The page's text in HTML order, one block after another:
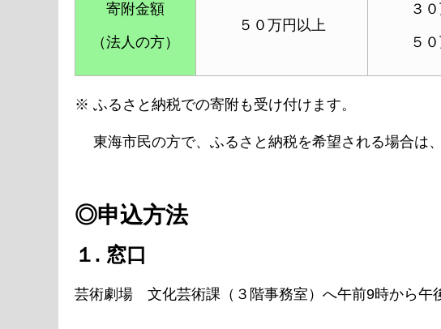
寄附金額
（法人の方）
５０万円以上
３
５
※ ふるさと納税での寄附も受け付けます。
東海市民の方で、ふるさと納税を希望される場合は
◎申込方法
１. 窓口
芸術劇場 文化芸術課（３階事務室）へ午前9時から午